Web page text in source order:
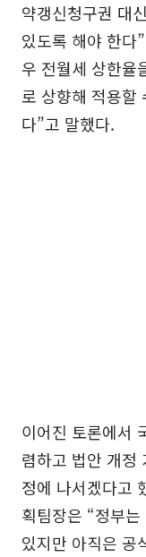
약갱신청구권 대
있도록 해야 한다
우 전월세 상한
로 상향해 적용할
다”고 말했다.
이어진 토론에서
렴하고 법안 개정
정에 나서겠다고
획팀장은 “정부
있지만 아직은 공